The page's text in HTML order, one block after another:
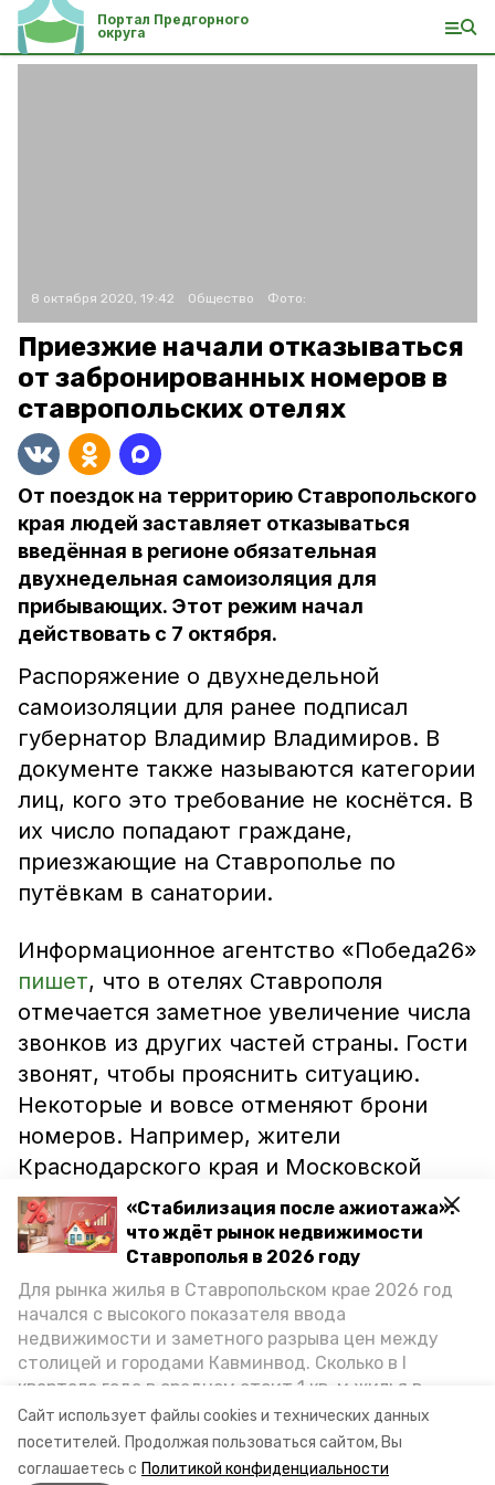
Сайт использует файлы cookies и технических данных
посетителей. Продолжая пользоваться сайтом, Вы
соглашаетесь с Политикой конфиденциальности
«Стабилизация после ажиотажа»:
что ждёт рынок недвижимости
Ставрополья в 2026 году
Для рынка жилья в Ставропольском крае 2026 год
начался с высокого показателя ввода
недвижимости и заметного разрыва цен между
столицей и городами Кавминвод. Сколько в I
квартале года в среднем стоит 1 кв. м жилья в
городах и округах региона, как изменился спрос на
первичку и вторичку, какова себестоимость
стройки собственного жилья в этом году и какие
Портал Предгорного
округа
8 октября 2020, 19:42 Общество Фото:
Приезжие начали отказываться
от забронированных номеров в
ставропольских отелях
От поездок на территорию Ставропольского
края людей заставляет отказываться
введённая в регионе обязательная
двухнедельная самоизоляция для
прибывающих. Этот режим начал
действовать с 7 октября.
Распоряжение о двухнедельной
самоизоляции для ранее подписал
губернатор Владимир Владимиров. В
документе также называются категории
лиц, кого это требование не коснётся. В
их число попадают граждане,
приезжающие на Ставрополье по
путёвкам в санатории.
Информационное агентство «Победа26»
пишет, что в отелях Ставрополя
отмечается заметное увеличение числа
звонков из других частей страны. Гости
звонят, чтобы прояснить ситуацию.
Некоторые и вовсе отменяют брони
номеров. Например, жители
Краснодарского края и Московской
области.
Об идентичной ситуации сообщили и в
гостиницах Кавминвод. Так в
пятигорском бизнес-отеле «Маск»
отметили, что несколько групп
туристов отказались приезжать из-за
опасений угодить на обязательную
самоизоляцию.